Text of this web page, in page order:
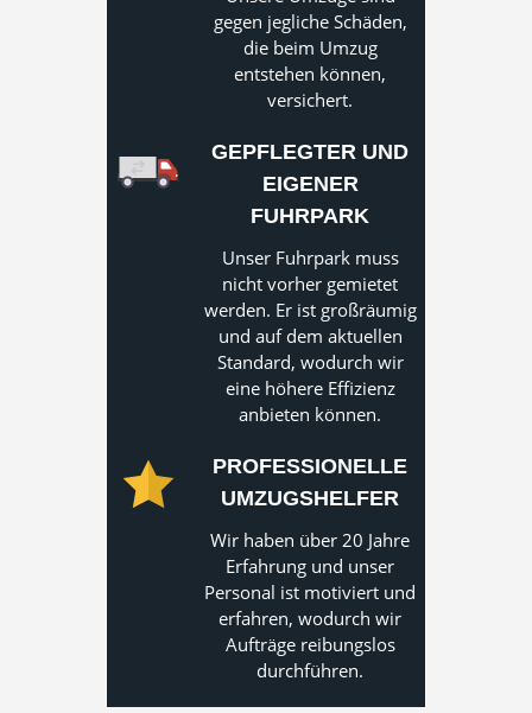
gegen jegliche Schäden,
die beim Umzug
entstehen können,
versichert.
GEPFLEGTER UND
EIGENER
FUHRPARK
Unser Fuhrpark muss
nicht vorher gemietet
werden. Er ist großräumig
und auf dem aktuellen
Standard, wodurch wir
eine höhere Effizienz
anbieten können.
PROFESSIONELLE
UMZUGSHELFER
Wir haben über 20 Jahre
Erfahrung und unser
Personal ist motiviert und
erfahren, wodurch wir
Aufträge reibungslos
durchführen.